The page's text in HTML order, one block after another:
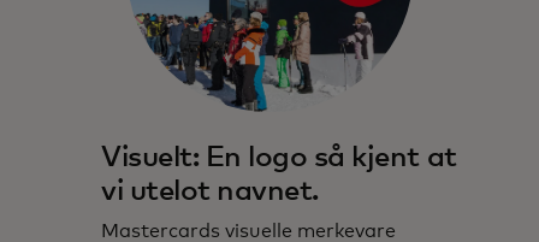
Visuelt: En logo så kjent at
vi utelot navnet.
Mastercards visuelle merkevare